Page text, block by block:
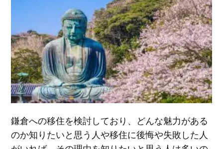
鎌倉への移住を検討しており、どんな魅力がある
のか知りたいと思う人や移住に後悔や失敗した人